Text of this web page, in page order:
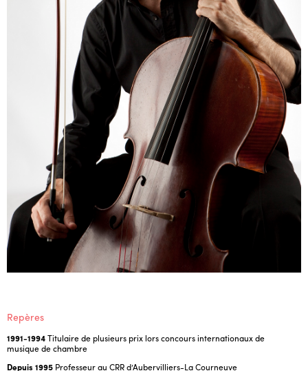
Repères
1991-1994Titulaire de plusieurs prix lors concours internationaux de
musique de chambre
Depuis 1995 Professeur au CRR d’Aubervilliers-La Courneuve